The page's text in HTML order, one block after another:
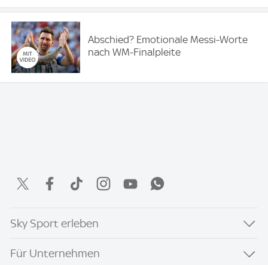
Abschied? Emotionale Messi-Worte
nach WM-Finalpleite
Sky Sport erleben
Für Unternehmen